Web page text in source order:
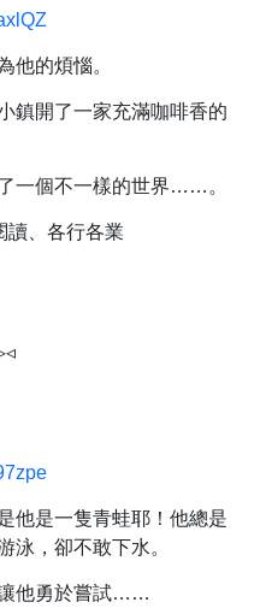
他的煩惱。
鎮開了一家充滿咖啡香的
一個不一樣的世界……。
讀、各行各業
他是一隻青蛙耶！他總是
泳，卻不敢下水。
他勇於嘗試……